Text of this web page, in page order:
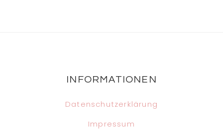
INFORMATIONEN
Datenschutzerklärung
Impressum